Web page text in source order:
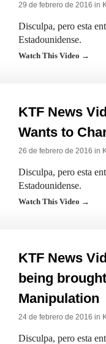
29 de febrero de 2016 in
Disculpa, pero esta
Estadounidense.
Watch This Video →
KTF News
Wants to
26 de febrero de 2016 in
Disculpa, pero esta
Estadounidense.
Watch This Video →
KTF News
being
Manipulation
24 de febrero de 2016 in
Disculpa, pero esta